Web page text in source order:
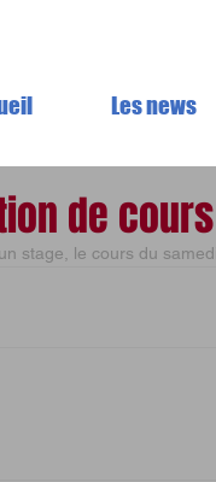
Les news
de cours
stage, le cours du